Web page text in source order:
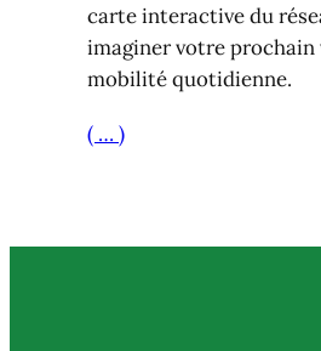
carte interactive du
imaginer votre prochain
mobilité quotidienne.
( … )